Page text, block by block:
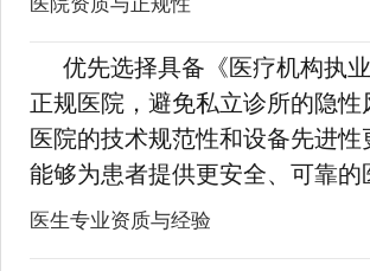
优先选择具备《医疗机构执
正规医院，避免私立诊所的隐性
医院的技术规范性和设备先进性
能够为患者提供更安全、可靠的
医生专业资质与经验